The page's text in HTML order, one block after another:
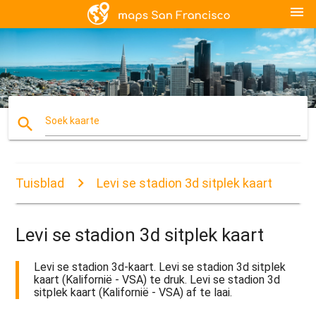
menu
search Soek kaarte
Tuisblad Levi se stadion 3d sitplek kaart
Levi se stadion 3d sitplek kaart
Levi se stadion 3d-kaart. Levi se stadion 3d sitplek
kaart (Kalifornië - VSA) te druk. Levi se stadion 3d
sitplek kaart (Kalifornië - VSA) af te laai.